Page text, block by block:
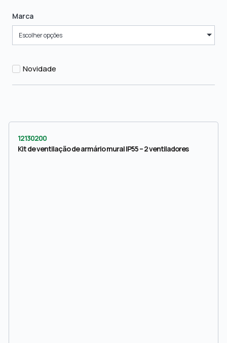
Marca
Escolher opções
Novidade
12130200
Kit de ventilação de armário mural IP55 – 2 ventiladores